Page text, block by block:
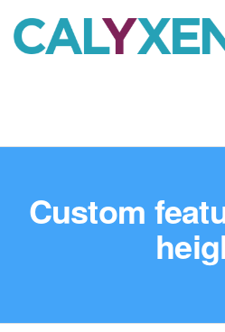
Custom